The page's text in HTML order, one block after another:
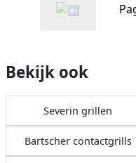
Bekijk ook
Severin grillen
Bartscher contactgrills